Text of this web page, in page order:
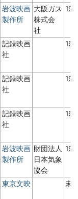
岩波映画
製作所
大阪ガス
株式会
社
記録映画
社
記録映画
社
記録映画
社
岩波映画
製作所
財団法人
日本気象
協会
東京文映 未